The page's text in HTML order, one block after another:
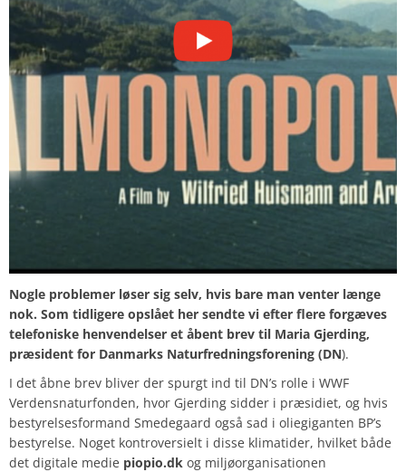
Nogle problemer løser sig selv, hvis bare man venter længe
nok. Som tidligere opslået her sendte vi efter flere forgæves
telefoniske henvendelser et åbent brev til Maria Gjerding,
præsident for Danmarks Naturfredningsforening (DN).
I det åbne brev bliver der spurgt ind til DN’s rolle i WWF
Verdensnaturfonden, hvor Gjerding sidder i præsidiet, og hvis
bestyrelsesformand Smedegaard også sad i oliegiganten BP’s
bestyrelse. Noget kontroversielt i disse klimatider, hvilket både
det digitale medie piopio.dk og miljøorganisationen